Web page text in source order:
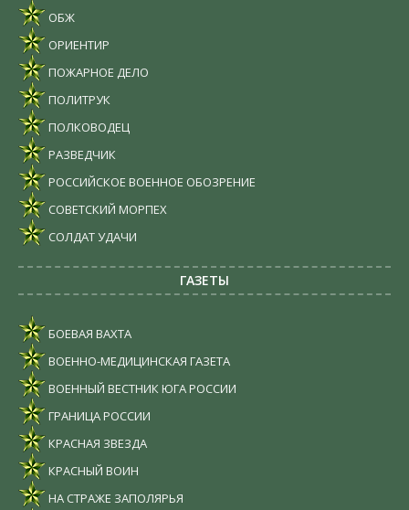
ОБЖ
ОРИЕНТИР
ПОЖАРНОЕ ДЕЛО
ПОЛИТРУК
ПОЛКОВОДЕЦ
РАЗВЕДЧИК
РОССИЙСКОЕ ВОЕННОЕ ОБОЗРЕНИЕ
СОВЕТСКИЙ МОРПЕХ
СОЛДАТ УДАЧИ
ГАЗЕТЫ
БОЕВАЯ ВАХТА
ВОЕННО-МЕДИЦИНСКАЯ ГАЗЕТА
ВОЕННЫЙ ВЕСТНИК ЮГА РОССИИ
ГРАНИЦА РОССИИ
КРАСНАЯ ЗВЕЗДА
КРАСНЫЙ ВОИН
НА СТРАЖЕ ЗАПОЛЯРЬЯ